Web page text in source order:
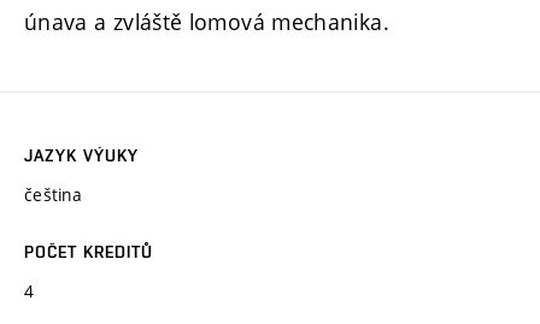
únava a zvláště lomová mechanika.
JAZYK VÝUKY
čeština
POČET KREDITŮ
4